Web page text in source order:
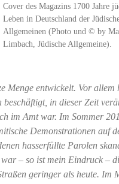
Cover des Magazins 1700 Jahre
Leben in Deutschland der
Allgemeinen (Photo und © by
Limbach, Jüdische Allgemeine).
Menge entwickelt. Vor allem
in dieser Zeit
im Amt war. Im Sommer
Demonstrationen auf
hasserfüllte Parolen
– so ist mein Eindruck –
geringer als heute. Im